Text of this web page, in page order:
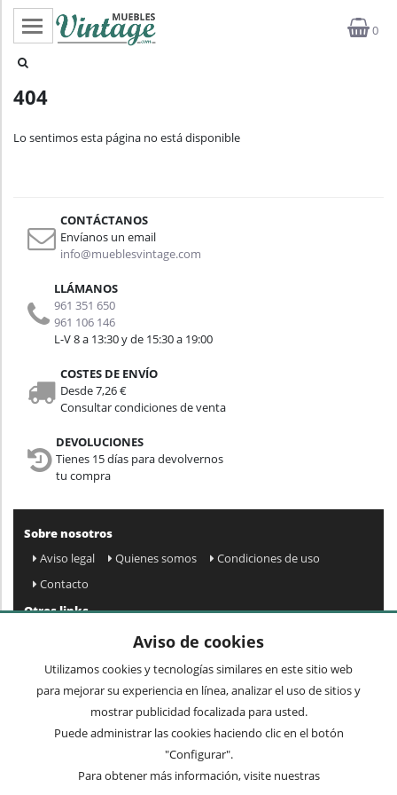
0
Top ventas
Outlet
Estilos
Profesionales
Contacto
404
Lo sentimos esta página no está disponible
CONTÁCTANOS
Envíanos un email
info@mueblesvintage.com
LLÁMANOS
961 351 650
961 106 146
L-V 8 a 13:30 y de 15:30 a 19:00
COSTES DE ENVÍO
Desde 7,26 €
Consultar condiciones de venta
DEVOLUCIONES
Tienes 15 días para devolvernos
tu compra
Sobre nosotros
Aviso legal
Quienes somos
Condiciones de uso
Contacto
Otros links
Preguntas frecuentes
Mi cuenta
Condiciones de envío y devolución
Newsletter
Acepto privacidad
Aviso de cookies
Utilizamos cookies y tecnologías similares en este sitio web
para mejorar su experiencia en línea, analizar el uso de sitios y
mostrar publicidad focalizada para usted.
Puede administrar las cookies haciendo clic en el botón
"Configurar".
Para obtener más información, visite nuestras